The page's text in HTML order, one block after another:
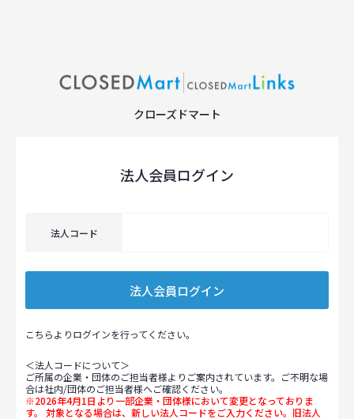
クローズドマート
法人会員ログイン
法人コード
こちらよりログインを行ってください。
＜法人コードについて＞
ご所属の企業・団体のご担当者様よりご案内されています。ご不明な場
合は社内/団体のご担当者様へご確認ください。
※2026年4月1日より一部企業・団体様において変更となっておりま
す。 対象となる場合は、新しい法人コードをご入力ください。旧法人